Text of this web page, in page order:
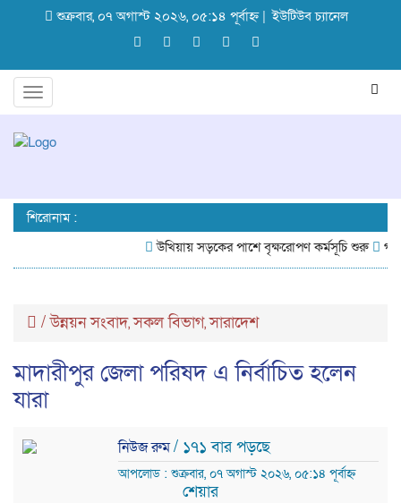
শুক্রবার, ০৭ অগাস্ট ২০২৬, ০৫:১৪ পূর্বাহ্ন | ইউটিউব চ্যানেল
Toggle
শিরোনাম :
উখিয়ায় সড়কের পাশে বৃক্ষরোপণ কর্মসূচি শুরু
/উন্নয়ন সংবাদ,সকল বিভাগ,সারাদেশ
মাদারীপুর জেলা পরিষদ এ নির্বাচিত হলেন
যারা
নিউজ রুম/ ১৭১ বার পড়ছে
আপলোড : শুক্রবার, ০৭ অগাস্ট ২০২৬, ০৫:১৪ পূর্বাহ্ন
শেয়ার